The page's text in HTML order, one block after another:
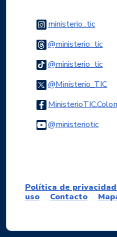
ministerio_ticLogo
@ministerio_tic
@ministerio_tic
@Ministerio_TIC
@ministerioticLogo
Política de
uso
Contacto